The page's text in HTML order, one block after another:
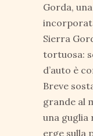
Gorda,
Sierra
tortuosa:
d’auto è
Breve
grande al
una guglia
erge sulla